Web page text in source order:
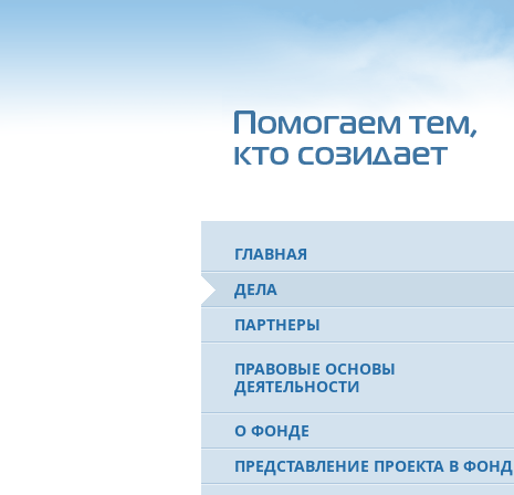
ГЛАВНАЯ
ДЕЛА
ПАРТНЕРЫ
ПРАВОВЫЕ ОСНОВЫ
ДЕЯТЕЛЬНОСТИ
О ФОНДЕ
ПРЕДСТАВЛЕНИЕ ПРОЕКТА В ФОНД